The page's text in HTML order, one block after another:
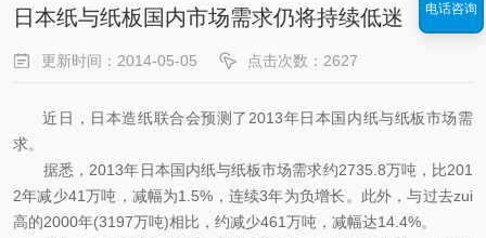
日本纸与纸板国内市场需求仍将持续低迷
更新时间：2014-05-05 点击次数：2627
近日，日本造纸联合会预测了2013年日本国内纸与纸板市场需
求。
据悉，2013年日本国内纸与纸板市场需求约2735.8万吨，比201
2年减少41万吨，减幅为1.5%，连续3年为负增长。此外，与过去zui
高的2000年(3197万吨)相比，约减少461万吨，减幅达14.4%。
电话咨询